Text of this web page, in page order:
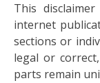
This
internet
sections or
legal or
parts remain